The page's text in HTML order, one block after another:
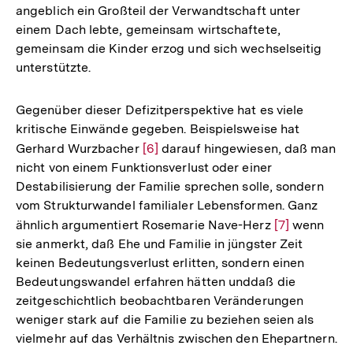
angeblich ein Großteil der Verwandtschaft unter
einem Dach lebte, gemeinsam wirtschaftete,
gemeinsam die Kinder erzog und sich wechselseitig
unterstützte.
Gegenüber dieser Defizitperspektive hat es viele
kritische Einwände gegeben. Beispielsweise hat
Gerhard Wurzbacher Zur
Auflösung
der
Fußnote
[6] darauf hingewiesen, daß man
nicht von einem Funktionsverlust oder einer
Destabilisierung der Familie sprechen solle, sondern
vom Strukturwandel familialer Lebensformen. Ganz
ähnlich argumentiert Rosemarie Nave-Herz Zur
Auflösung
der
Fußnote
[7] wenn
sie anmerkt, daß Ehe und Familie in jüngster Zeit
keinen Bedeutungsverlust erlitten, sondern einen
Bedeutungswandel erfahren hätten unddaß die
zeitgeschichtlich beobachtbaren Veränderungen
weniger stark auf die Familie zu beziehen seien als
vielmehr auf das Verhältnis zwischen den Ehepartnern.